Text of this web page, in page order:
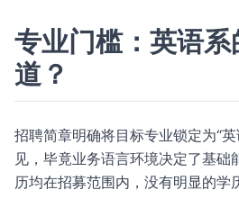
专业门槛：英语
道？
招聘简章明确将目标专业锁定为“
见，毕竟业务语言环境决定了基础
历均在招募范围内，没有明显的学